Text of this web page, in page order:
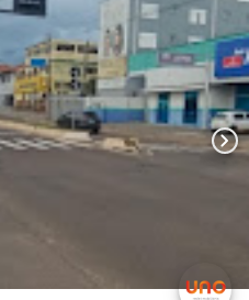
chevron_right